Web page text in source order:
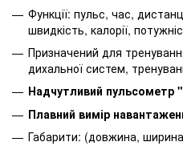
Функції: пульс, час,
швидкість, калорії,
Призначений для
дихальної систем,
Надчутливий пульсометр
Плавний вимір
Габарити: (довжина,